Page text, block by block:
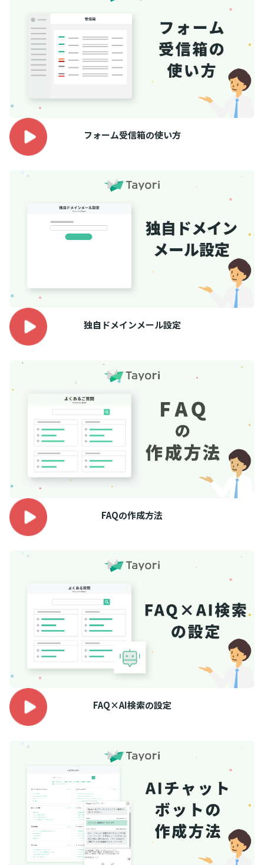
フォーム受信箱の使い方
独自ドメインメール設定
FAQの作成方法
FAQ×AI検索の設定